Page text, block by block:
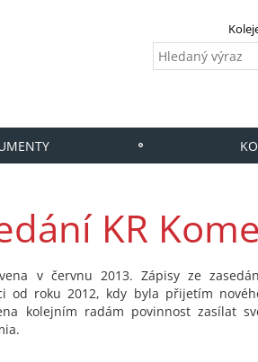
KR
v červnu 2013. Zápisy ze
od roku 2012, kdy byla přijetím
kolejním radám povinnost zasílat